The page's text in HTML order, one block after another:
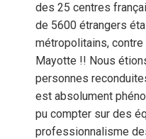
des 25 centres
de 5600 étrangers
métropolitains,
Mayotte !! Nous
personnes
est absolument
pu compter sur des
professionnalisme